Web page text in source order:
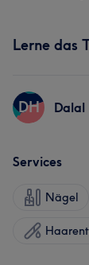
Lerne das
DH Dalal
Services
Nägel